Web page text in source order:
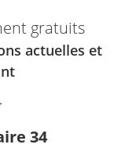
gratuits
actuelles et
34